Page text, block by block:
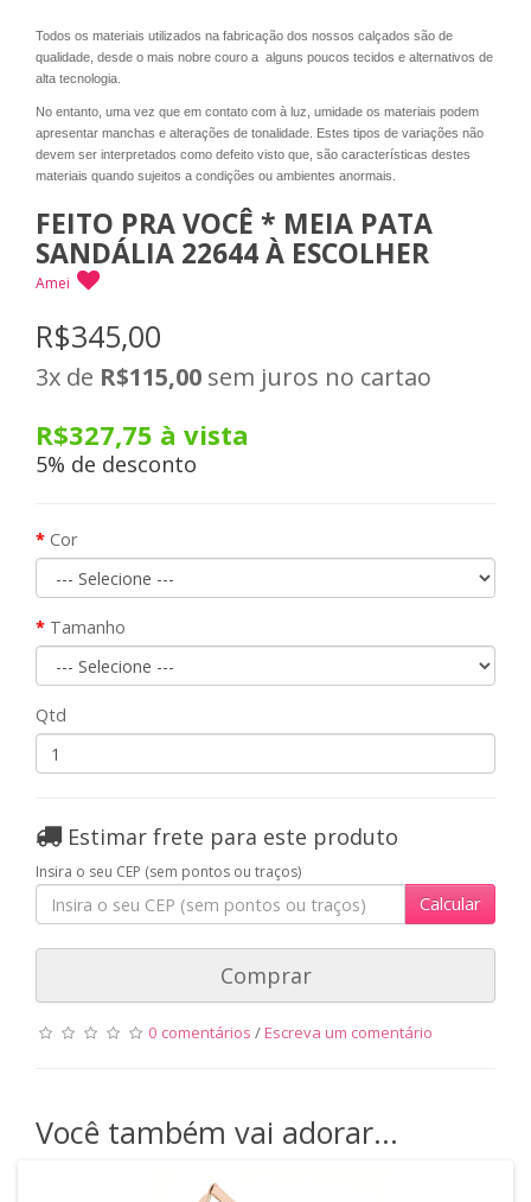
Todos os materiais utilizados na fabricação dos nossos calçados são de
qualidade, desde o mais nobre couro a alguns poucos tecidos e alternativos de
alta tecnologia.
No entanto, uma vez que em contato com à luz, umidade os materiais podem
apresentar manchas e alterações de tonalidade. Estes tipos de variações não
devem ser interpretados como defeito visto que, são características destes
materiais quando sujeitos a condições ou ambientes anormais.
FEITO PRA VOCÊ * MEIA PATA
SANDÁLIA 22644 À ESCOLHER
Amei
R$345,00
3x de R$115,00 sem juros no cartao
R$327,75 à vista
5% de desconto
Cor
Tamanho
Qtd
Estimar frete para este produto
Insira o seu CEP (sem pontos ou traços)
Calcular
Comprar
0 comentários / Escreva um comentário
Você também vai adorar...